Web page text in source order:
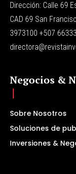
Dirección: Calle 69
CAD 69 San
3973100 +507
Negocios &
Sobre Nosotros
Soluciones de
Inversiones &